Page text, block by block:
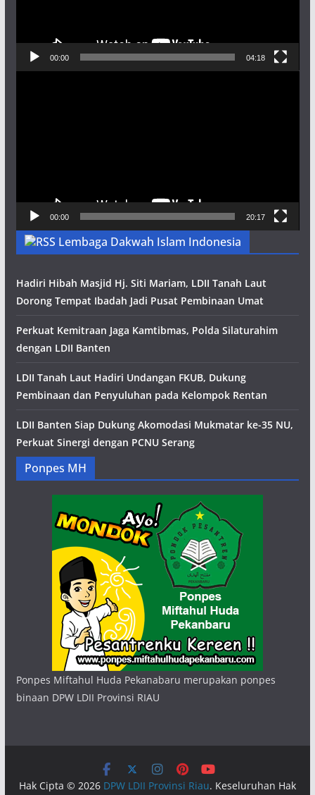
00:00 04:18
00:00 20:17
Lembaga Dakwah Islam Indonesia
Hadiri Hibah Masjid Hj. Siti Mariam, LDII Tanah Laut
Dorong Tempat Ibadah Jadi Pusat Pembinaan Umat
Perkuat Kemitraan Jaga Kamtibmas, Polda Silaturahim
dengan LDII Banten
LDII Tanah Laut Hadiri Undangan FKUB, Dukung
Pembinaan dan Penyuluhan pada Kelompok Rentan
LDII Banten Siap Dukung Akomodasi Mukmatar ke-35 NU,
Perkuat Sinergi dengan PCNU Serang
Ponpes MH
Ponpes Miftahul Huda Pekanabaru merupakan ponpes
binaan DPW LDII Provinsi RIAU
Hak Cipta © 2026 DPW LDII Provinsi Riau. Keseluruhan Hak